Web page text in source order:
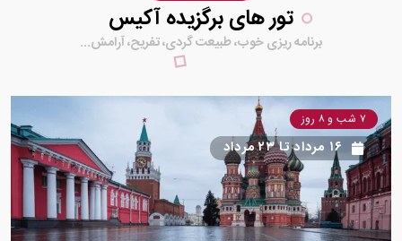
تور های برگزیده آکیس
برنامه ریزی خوب، طبیعت گردی، تفریح، آرامش...
۷ شب و ۸ روز
۱۶ مرداد تا۲۳ مرداد